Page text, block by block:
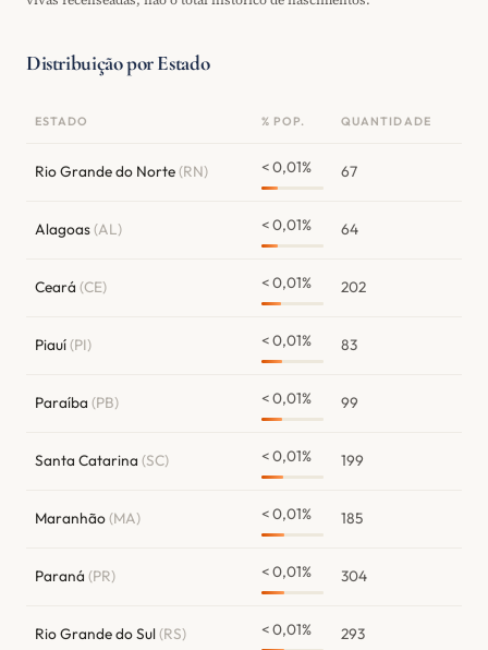
Distribuição por Estado
ESTADO % POP. QUANTIDADE
Rio Grande do Norte(RN) < 0,01% 67
Alagoas(AL) < 0,01% 64
Ceará (CE) < 0,01% 202
Piauí(PI) < 0,01% 83
Paraíba (PB) < 0,01% 99
Santa Catarina (SC) < 0,01% 199
Maranhão(MA) < 0,01% 185
Paraná (PR) < 0,01% 304
Rio Grande do Sul(RS) < 0,01% 293